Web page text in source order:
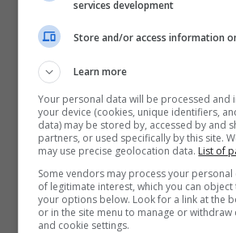
services development
Store and/or access information
Learn more
Your personal data will be processed and
your device (cookies, unique identifiers,
data) may be stored by, accessed by and
partners, or used specifically by this site.
may use precise geolocation data. List of
Some vendors may process your
of legitimate interest, which you can
your options below. Look for a link at the
or in the site menu to manage or withdraw
and cookie settings.